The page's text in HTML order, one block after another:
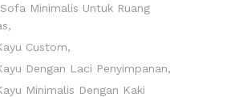
Minimalis Untuk Ruang
Custom
Dengan Laci Penyimpanan
Minimalis Dengan Kaki